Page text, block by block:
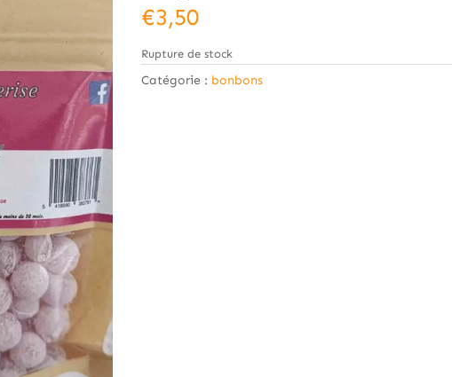
€3,50
Rupture de stock
Catégorie : bonbons